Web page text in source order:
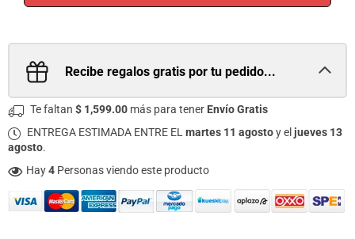
Recibe regalos gratis por tu pedido...
Te faltan $ 1,599.00 más para tener Envío Gratis
ENTREGA ESTIMADA ENTRE EL martes 11 agostoy el jueves 13
agosto.
Hay4 Personas viendo este producto